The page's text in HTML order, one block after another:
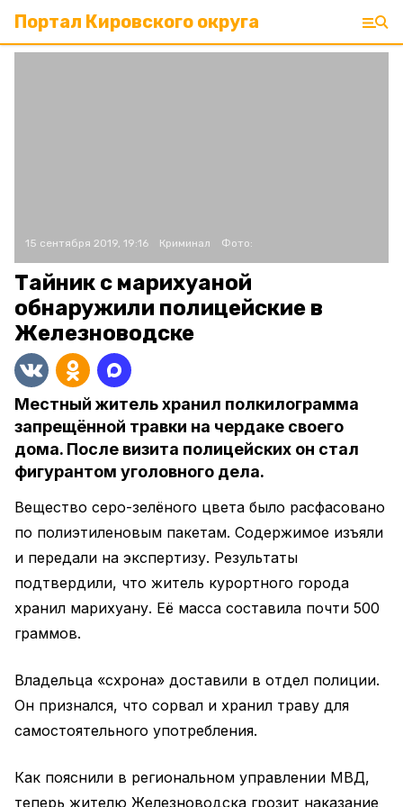
Портал Кировского округа
15 сентября 2019, 19:16 Криминал Фото:
Тайник с марихуаной
обнаружили полицейские в
Железноводске
Местный житель хранил полкилограмма
запрещённой травки на чердаке своего
дома. После визита полицейских он стал
фигурантом уголовного дела.
Вещество серо-зелёного цвета было расфасовано
по полиэтиленовым пакетам. Содержимое изъяли
и передали на экспертизу. Результаты
подтвердили, что житель курортного города
хранил марихуану. Её масса составила почти 500
граммов.
Владельца «схрона» доставили в отдел полиции.
Он признался, что сорвал и хранил траву для
самостоятельного употребления.
Как пояснили в региональном управлении МВД,
теперь жителю Железноводска грозит наказание